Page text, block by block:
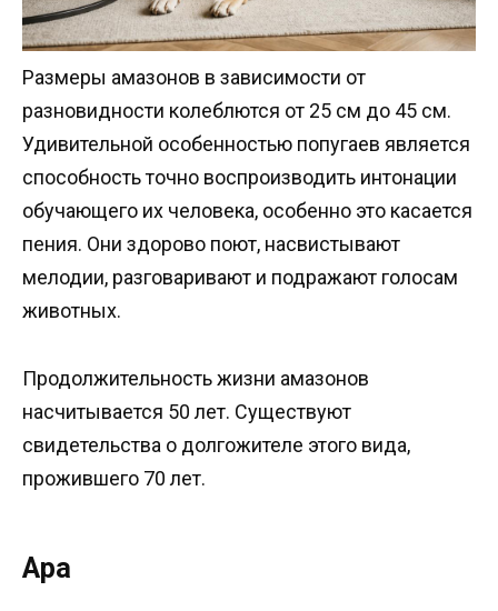
Размеры амазонов в зависимости от
разновидности колеблются от 25 см до 45 см.
Удивительной особенностью попугаев является
способность точно воспроизводить интонации
обучающего их человека, особенно это касается
пения. Они здорово поют, насвистывают
мелодии, разговаривают и подражают голосам
животных.
Продолжительность жизни амазонов
насчитывается 50 лет. Существуют
свидетельства о долгожителе этого вида,
прожившего 70 лет.
Ара